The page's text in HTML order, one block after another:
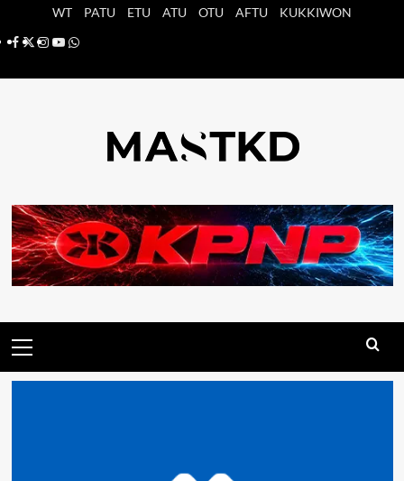
WT PATU ETU ATU OTU AFTU
KUKKIWON
Facebook
X Instagram
YouTube
Whatsapp
principal